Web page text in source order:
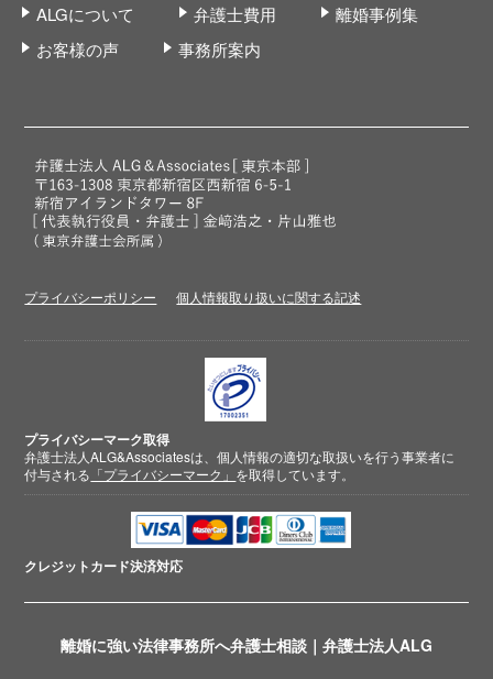
離婚に強い法律事務所へ弁護士相談｜弁護士法人ALG
ALGについて
弁護士費用
離婚事例集
お客様の声
事務所案内
プライバシーポリシー 個人情報取り扱いに関する記述
プライバシーマーク取得
弁護士法人ALG&Associatesは、個人情報の適切な取扱いを行う事業者に
付与される 「プライバシーマーク」 を取得しています。
クレジットカード決済対応